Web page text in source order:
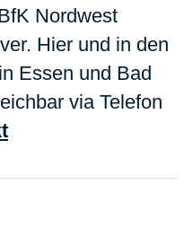
Nordwest
Hier und in den
Essen und Bad
via Telefon